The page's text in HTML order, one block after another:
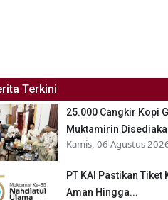
Terkini
25.000 Cangkir Kopi
Muktamirin
Kamis, 06 Agustus
PT KAI Pastikan Tiket
Aman Hingga...